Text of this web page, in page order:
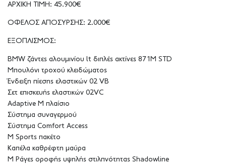
ΑΡΧΙΚΗ ΤΙΜΗ: 45.900€
ΟΦΕΛΟΣ ΑΠΟΣΥΡΣΗΣ: 2.000€
ΕΞΟΠΛΙΣΜΟΣ:
BMW ζάντες αλουμινίου lt διπλές ακτίνες 871M STD
Μπουλόνι τροχού κλειδώματος
Ένδειξη πίεσης ελαστικών 02 VB
Σετ επισκευής ελαστικών 02VC
Adaptive M πλαίσιο
Σύστημα συναγερμού
Σύστημα Comfort Access
M Sports πακέτο
Καπέλα καθρέφτη μαύρα
M Ράγες οροφής υψηλής στιλπνότητας Shadowline